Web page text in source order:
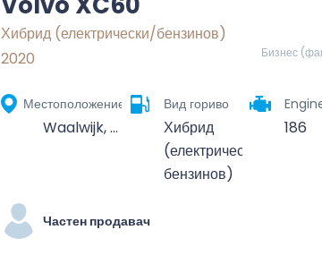
Хибрид (електрически/бензинов)
2020
Бизнес
Местоположение
Waalwijk, Noord-Brabant, Nederland
Вид гориво
Хибрид
(електрически/
бензинов)
186
Частен продавач